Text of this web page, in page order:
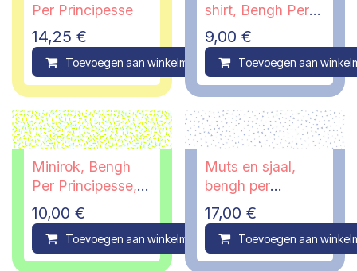
Per Principesse
14,25 €
Toevoegen aan winkelmandje Compare
shirt, Bengh Per
Principesse, 7/8
jaar
9,00 €
Toevoegen aan
Minirok, Bengh
Per Principesse,
11/12 jaar
10,00 €
Toevoegen aan winkelmandje Compare
Muts en sjaal,
bengh per
principesse, 4 tot
10 jaar
17,00 €
Toevoegen aan